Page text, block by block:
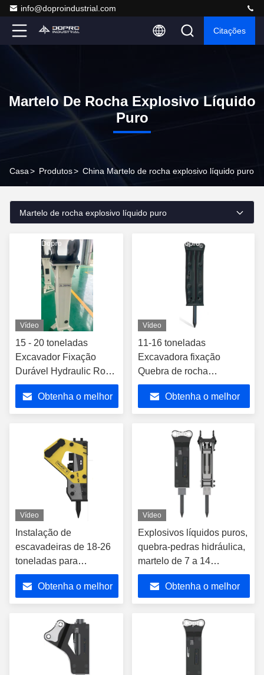
info@doproindustrial.com
Citações
Martelo De Rocha Explosivo Líquido
Puro
Casa> Produtos> China Martelo de rocha explosivo líquido puro
Martelo de rocha explosivo líquido puro
Vídeo
15 - 20 toneladas
Excavador Fixação
Durável Hydraulic Rock
Breaker Martelo
Obtenha o melhor
Vídeo
11-16 toneladas
Excavadora fixação
Quebra de rocha
hidráulica martelo Atlas
Copco martelo ferramenta
cinzel 100mm
Obtenha o melhor
Vídeo
Instalação de
escavadeiras de 18-26
toneladas para
mineração / escavação /
demolição
Obtenha o melhor
Vídeo
Explosivos líquidos puros,
quebra-pedras hidráulica,
martelo de 7 a 14
toneladas
Obtenha o melhor